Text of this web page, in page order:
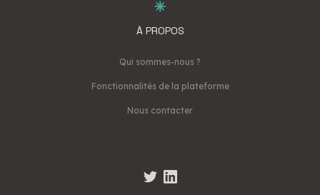
À PROPOS
Qui sommes-nous ?
Fonctionnalités de la plateforme
Nous contacter